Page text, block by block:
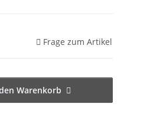
Frage zum Artikel
Warenkorb